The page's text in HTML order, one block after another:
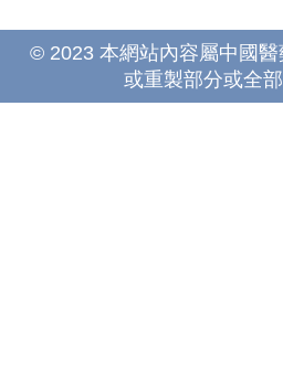
© 2023 本網站內容屬中國
或重製部分或全